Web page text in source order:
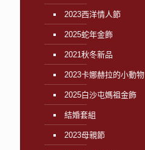
2023西洋情人節
2025蛇年金飾
2021秋冬新品
2023卡娜赫拉的小動物
2025白沙屯媽祖金飾
結婚套組
2023母親節